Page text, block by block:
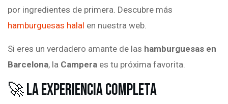
por ingredientes de primera. Descubre más
hamburguesas halal en nuestra web.
Si eres un verdadero amante de las hamburguesas en
Barcelona, la Campera es tu próxima favorita.
🚀 La Experiencia Completa